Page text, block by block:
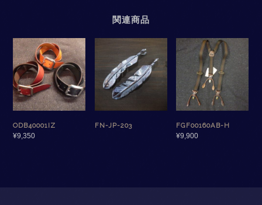
関連商品
ODB40001IZ
¥9,350
FN-JP-203
FGF00160AB-H
¥9,900